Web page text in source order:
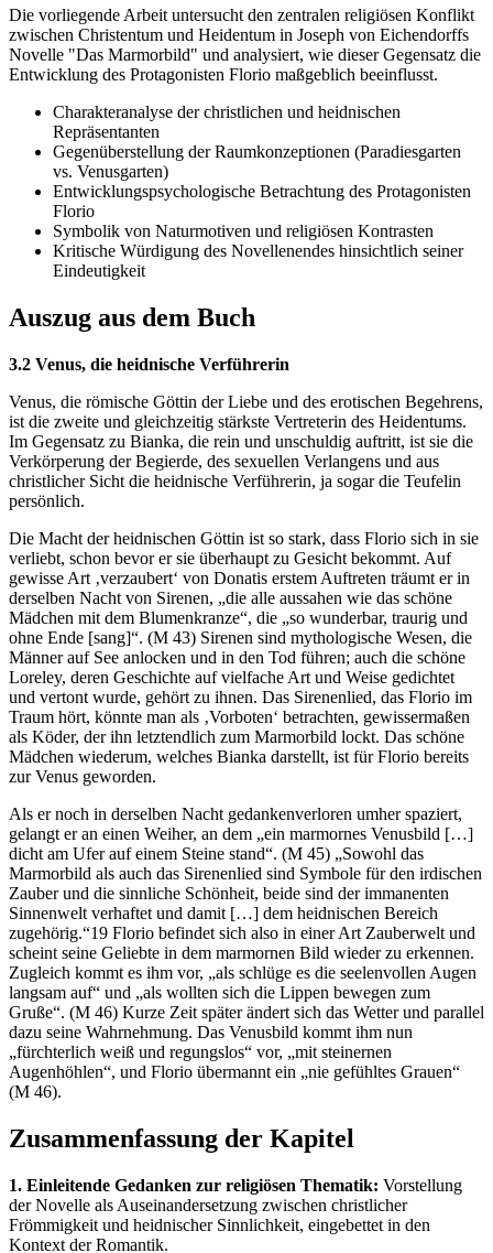
Die vorliegende Arbeit untersucht den zentralen religiösen Konflikt
zwischen Christentum und Heidentum in Joseph von Eichendorffs
Novelle "Das Marmorbild" und analysiert, wie dieser Gegensatz die
Entwicklung des Protagonisten Florio maßgeblich beeinflusst.
Charakteranalyse der christlichen und heidnischen
Repräsentanten
Gegenüberstellung der Raumkonzeptionen (Paradiesgarten
vs. Venusgarten)
Entwicklungspsychologische Betrachtung des Protagonisten
Florio
Symbolik von Naturmotiven und religiösen Kontrasten
Kritische Würdigung des Novellenendes hinsichtlich seiner
Eindeutigkeit
Auszug aus dem Buch
3.2 Venus, die heidnische Verführerin
Venus, die römische Göttin der Liebe und des erotischen Begehrens,
ist die zweite und gleichzeitig stärkste Vertreterin des Heidentums.
Im Gegensatz zu Bianka, die rein und unschuldig auftritt, ist sie die
Verkörperung der Begierde, des sexuellen Verlangens und aus
christlicher Sicht die heidnische Verführerin, ja sogar die Teufelin
persönlich.
Die Macht der heidnischen Göttin ist so stark, dass Florio sich in sie
verliebt, schon bevor er sie überhaupt zu Gesicht bekommt. Auf
gewisse Art ‚verzaubert‘ von Donatis erstem Auftreten träumt er in
derselben Nacht von Sirenen, „die alle aussahen wie das schöne
Mädchen mit dem Blumenkranze“, die „so wunderbar, traurig und
ohne Ende [sang]“. (M 43) Sirenen sind mythologische Wesen, die
Männer auf See anlocken und in den Tod führen; auch die schöne
Loreley, deren Geschichte auf vielfache Art und Weise gedichtet
und vertont wurde, gehört zu ihnen. Das Sirenenlied, das Florio im
Traum hört, könnte man als ‚Vorboten‘ betrachten, gewissermaßen
als Köder, der ihn letztendlich zum Marmorbild lockt. Das schöne
Mädchen wiederum, welches Bianka darstellt, ist für Florio bereits
zur Venus geworden.
Als er noch in derselben Nacht gedankenverloren umher spaziert,
gelangt er an einen Weiher, an dem „ein marmornes Venusbild […]
dicht am Ufer auf einem Steine stand“. (M 45) „Sowohl das
Marmorbild als auch das Sirenenlied sind Symbole für den irdischen
Zauber und die sinnliche Schönheit, beide sind der immanenten
Sinnenwelt verhaftet und damit […] dem heidnischen Bereich
zugehörig.“19 Florio befindet sich also in einer Art Zauberwelt und
scheint seine Geliebte in dem marmornen Bild wieder zu erkennen.
Zugleich kommt es ihm vor, „als schlüge es die seelenvollen Augen
langsam auf“ und „als wollten sich die Lippen bewegen zum
Gruße“. (M 46) Kurze Zeit später ändert sich das Wetter und parallel
dazu seine Wahrnehmung. Das Venusbild kommt ihm nun
„fürchterlich weiß und regungslos“ vor, „mit steinernen
Augenhöhlen“, und Florio übermannt ein „nie gefühltes Grauen“
(M 46).
Zusammenfassung der Kapitel
1. Einleitende Gedanken zur religiösen Thematik: Vorstellung
der Novelle als Auseinandersetzung zwischen christlicher
Frömmigkeit und heidnischer Sinnlichkeit, eingebettet in den
Kontext der Romantik.